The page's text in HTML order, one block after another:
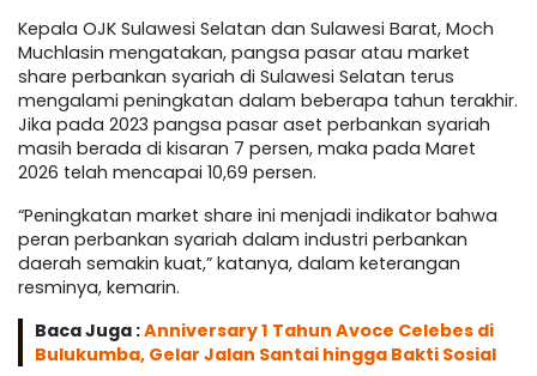
Kepala OJK Sulawesi Selatan dan Sulawesi Barat, Moch
Muchlasin mengatakan, pangsa pasar atau market
share perbankan syariah di Sulawesi Selatan terus
mengalami peningkatan dalam beberapa tahun terakhir.
Jika pada 2023 pangsa pasar aset perbankan syariah
masih berada di kisaran 7 persen, maka pada Maret
2026 telah mencapai 10,69 persen.
“Peningkatan market share ini menjadi indikator bahwa
peran perbankan syariah dalam industri perbankan
daerah semakin kuat,” katanya, dalam keterangan
resminya, kemarin.
Baca Juga :Anniversary 1 Tahun Avoce Celebes di
Bulukumba, Gelar Jalan Santai hingga Bakti Sosial